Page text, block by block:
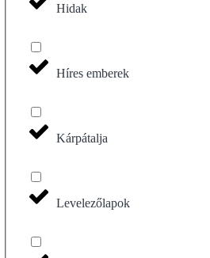
Hidak
Híres emberek
Kárpátalja
Levelezőlapok